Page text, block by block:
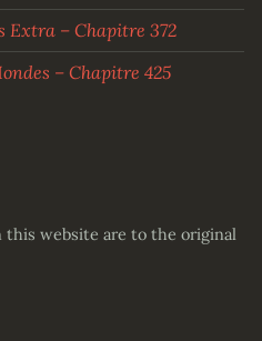
Extra – Chapitre 372
– Chapitre 425
website are to the original